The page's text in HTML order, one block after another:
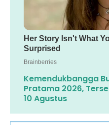
Kemendukbangga
Pratama 2026,
10 Agustus